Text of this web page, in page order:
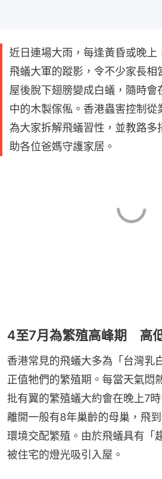
近日連場大雨，每逢黃昏或晚上
飛蟻大軍的蹤影，令不少家長相
屋後脫下翅膀變成白蟻，隨時會
中的木製傢俬。香港蟲害控制從
為大家拆解飛蟻習性，並教路多
助各位爸媽守護家居。
4至7月為繁殖高峰期 高
香港常見的飛蟻大多為「台灣乳
正值牠們的繁殖期。每當天氣悶
批有翼的繁殖蟻大約會在晚上7
離開一般有8年巢齡的母巢，飛
環境交配繁殖。由於飛蟻具有「
被住宅的燈光吸引入屋。